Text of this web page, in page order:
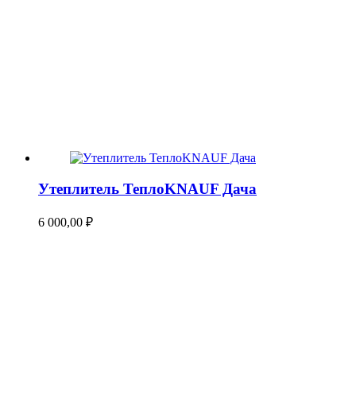
Утеплитель ТеплоKNAUF Дача
6 000,00 ₽